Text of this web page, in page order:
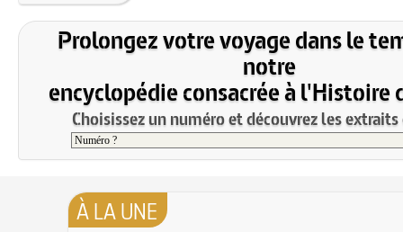
Prolongez votre voyage dans le
notre
encyclopédie consacrée à l'Histoire
Choisissez un numéro et découvrez les
À LA UNE